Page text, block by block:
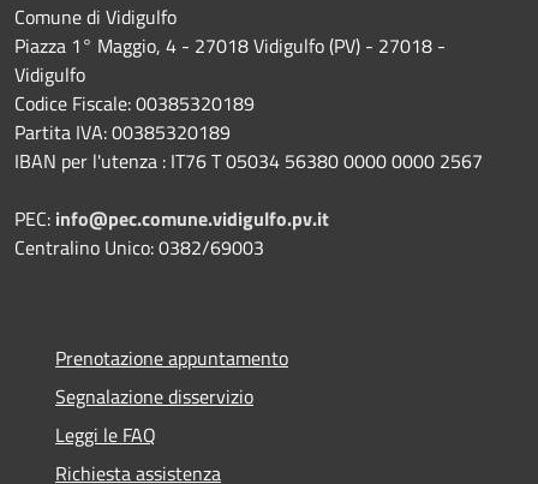
Comune di Vidigulfo
Piazza 1° Maggio, 4 - 27018 Vidigulfo (PV) - 27018 -
Vidigulfo
Codice Fiscale: 00385320189
Partita IVA: 00385320189
IBAN per l'utenza : IT76 T 05034 56380 0000 0000 2567
PEC: info@pec.comune.vidigulfo.pv.it
Centralino Unico: 0382/69003
Prenotazione appuntamento
Segnalazione disservizio
Leggi le FAQ
Richiesta assistenza